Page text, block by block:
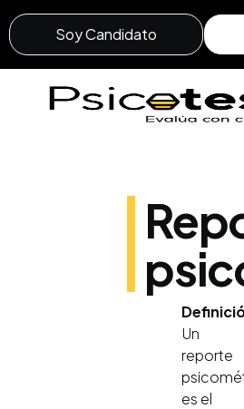
Soy Candidato
Un
reporte
es el